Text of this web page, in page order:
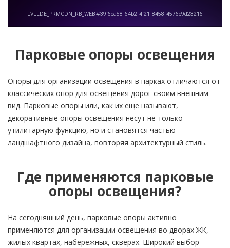
Парковые опоры освещения
Опоры для организации освещения в парках отличаются от
классических опор для освещения дорог своим внешним
вид. Парковые опоры или, как их еще называют,
декоративные опоры освещения несут не только
утилитарную функцию, но и становятся частью
ландшафтного дизайна, повторяя архитектурный стиль.
Где применяются парковые
опоры освещения?
На сегодняшний день, парковые опоры активно
применяются для организации освещения во дворах ЖК,
жилых квартах, набережных, скверах. Широкий выбор